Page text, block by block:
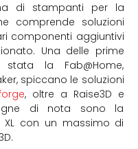
di stampanti per la
comprende soluzioni
componenti aggiuntivi
Una delle prime
la Fab@Home,
spiccano le soluzioni
, oltre a Raise3D e
di nota sono la
XL con un massimo di